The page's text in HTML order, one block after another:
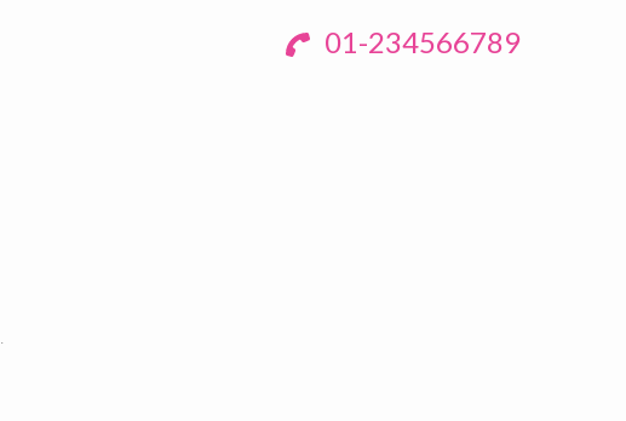
01-234566789